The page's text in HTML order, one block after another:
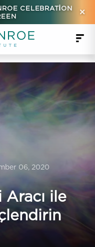
CELEBRATION
×
06, 2020
Aracı ile